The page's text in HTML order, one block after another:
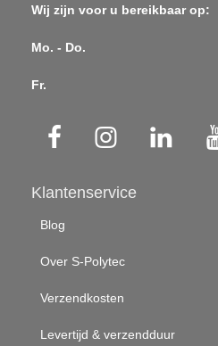
Wij zijn voor u bereikbaar op:
Mo. - Do.
Fr.
Klantenservice
Blog
Over S-Polytec
Verzendkosten
Levertijd & verzendduur